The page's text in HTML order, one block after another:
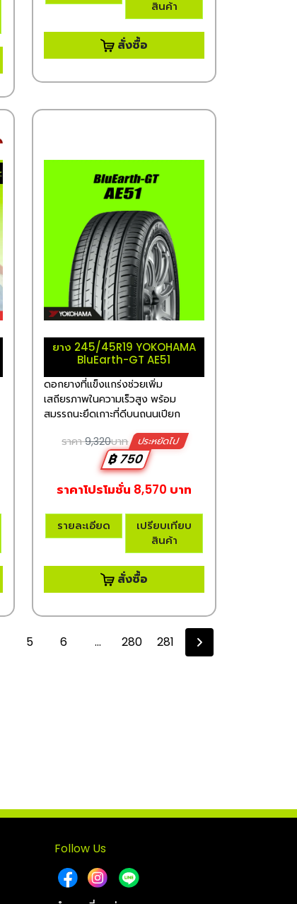
สินค้า
สั่งซื้อ
ยาง 245/45R19 YOKOHAMA
BluEarth-GT AE51
ดอกยางที่แข็งแกร่งช่วยเพิ่ม
เสถียรภาพในความเร็วสูง พร้อม
สมรรถนะยึดเกาะที่ดีบนถนนเปียก
ราคา9,320บาท ประหยัดไป
฿ 750
ราคาโปรโมชั่น 8,570 บาท
รายละเอียด
เปรียบเทียบ
สินค้า
สั่งซื้อ
5 6 ... 280 281
Follow Us